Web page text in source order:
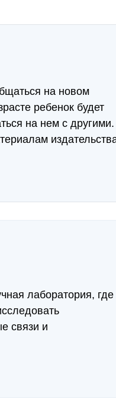
на новом
ребенок будет
на нем с другими.
лаборатория, где
связи и